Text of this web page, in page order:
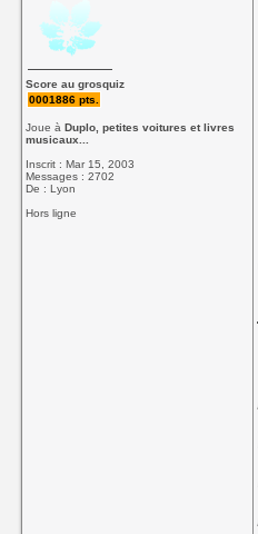
Score au grosquiz
0001886 pts.
Joue àDuplo, petites voitures et livres
musicaux...
Inscrit : Mar 15, 2003
Messages : 2702
De : Lyon
Hors ligne